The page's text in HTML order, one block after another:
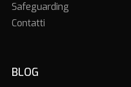
Safeguarding
Contatti
BLOG